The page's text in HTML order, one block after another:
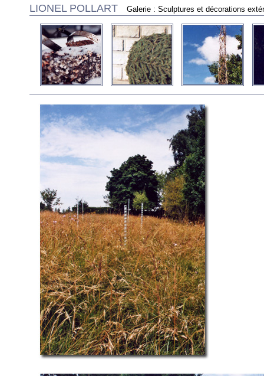
LIONEL POLLART Galerie : Sculptures et décorations